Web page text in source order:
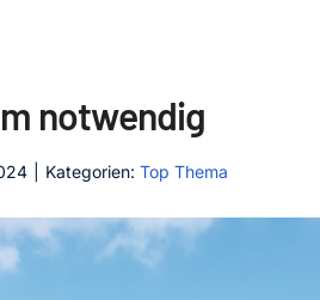
notwendig
Kategorien: Top Thema